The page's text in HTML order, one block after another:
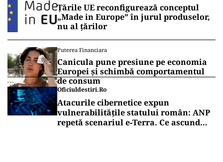
Țările UE reconfigurează conceptul
„Made in Europe” în jurul produselor,
nu al țărilor
Puterea Financiara
Canicula pune presiune pe economia
Europei și schimbă comportamentul
de consum
Oficiuldestiri.ro
Atacurile cibernetice expun
vulnerabilitățile statului român: ANP
repetă scenariul e‑Terra. Ce ascund